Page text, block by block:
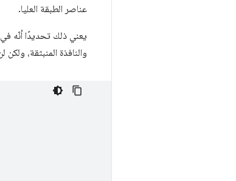
عناصر الطبقة العليا.
يعني ذلك تحديدًا أنّه في
والنافذة المنبثقة،